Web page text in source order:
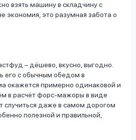
взять машину в складчину с
экономия, это разумная забота о
– дёшево, вкусно, выгодно.
его с обычным обедом в
окажется примерно одинаковой и
в расчёт форс-мажоры в виде
случиться даже в самом дорогом
полезной и правильной,